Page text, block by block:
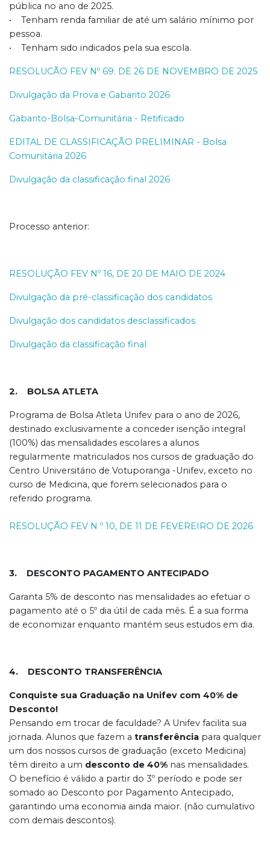
pública no ano de 2025.
• Tenham renda familiar de até um salário mínimo por
pessoa.
• Tenham sido indicados pela sua escola.
RESOLUCÃO FEV Nº 69. DE 26 DE NOVEMBRO DE 2025
Divulgação da Prova e Gabarito 2026
Gabarito-Bolsa-Comunitária - Retificado
EDITAL DE CLASSIFICAÇÃO PRELIMINAR - Bolsa
Comunitária 2026
Divulgação da classificação final 2026
Processo anterior:
RESOLUÇÃO FEV Nº 16, DE 20 DE MAIO DE 2024
Divulgação da pré-classificação dos candidatos
Divulgação dos candidatos desclassificados
Divulgação da classificação final
2. BOLSA ATLETA
Programa de Bolsa Atleta Unifev para o ano de 2026,
destinado exclusivamente a conceder isenção integral
(100%) das mensalidades escolares a alunos
regularmente matriculados nos cursos de graduação do
Centro Universitário de Votuporanga -Unifev, exceto no
curso de Medicina, que forem selecionados para o
referido programa.
RESOLUÇÃO FEV N º 10, DE 11 DE FEVEREIRO DE 2026
3. DESCONTO PAGAMENTO ANTECIPADO
Garanta 5% de desconto nas mensalidades ao efetuar o
pagamento até o 5º dia útil de cada mês. É a sua forma
de economizar enquanto mantém seus estudos em dia.
4. DESCONTO TRANSFERÊNCIA
Conquiste sua Graduação na Unifev com 40% de
Desconto!
Pensando em trocar de faculdade? A Unifev facilita sua
jornada. Alunos que fazem a transferência para qualquer
um dos nossos cursos de graduação (exceto Medicina)
têm direito a um desconto de 40% nas mensalidades.
O benefício é válido a partir do 3º período e pode ser
somado ao Desconto por Pagamento Antecipado,
garantindo uma economia ainda maior. (não cumulativo
com demais descontos).